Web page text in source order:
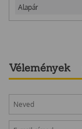
Alapár
Vélemények